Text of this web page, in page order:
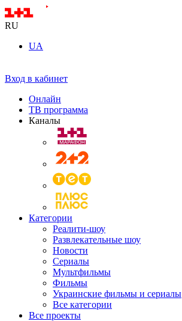
RU
UA
Вход в кабинет
Онлайн
ТВ программа
Каналы
Категории
Реалити-шоу
Развлекательные шоу
Новости
Сериалы
Мультфильмы
Фильмы
Украинские фильмы и сериалы
Все категории
Все проекты